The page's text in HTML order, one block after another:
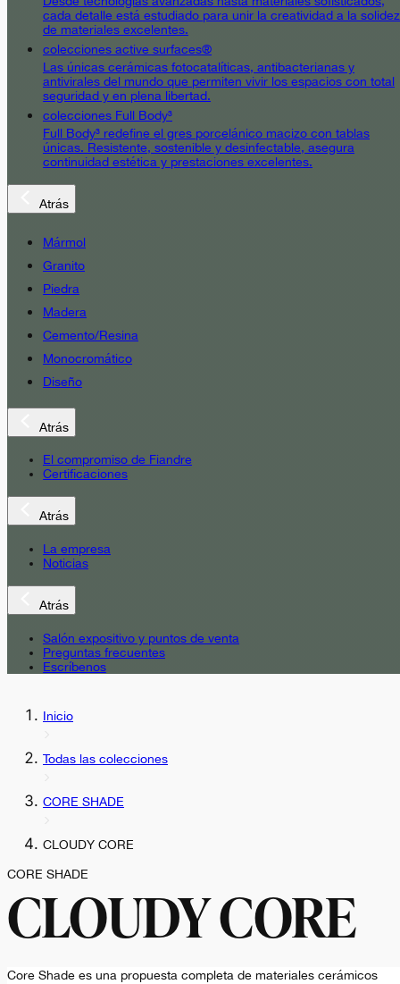
cada detalle está estudiado para unir la creatividad a la solidez
de materiales excelentes.
colecciones active surfaces®
Las únicas cerámicas fotocatalíticas, antibacterianas y
antivirales del mundo que permiten vivir los espacios con total
seguridad y en plena libertad.
colecciones Full Body³
Full Body³ redefine el gres porcelánico macizo con tablas
únicas. Resistente, sostenible y desinfectable, asegura
continuidad estética y prestaciones excelentes.
Atrás
Mármol
Granito
Piedra
Madera
Cemento/Resina
Monocromático
Diseño
Atrás
El compromiso de Fiandre
Certificaciones
Atrás
La empresa
Noticias
Atrás
Salón expositivo y puntos de venta
Preguntas frecuentes
Escríbenos
Inicio
Todas las colecciones
CORE SHADE
CLOUDY CORE
CORE SHADE
CLOUDY CORE
Core Shade es una propuesta completa de materiales cerámicos